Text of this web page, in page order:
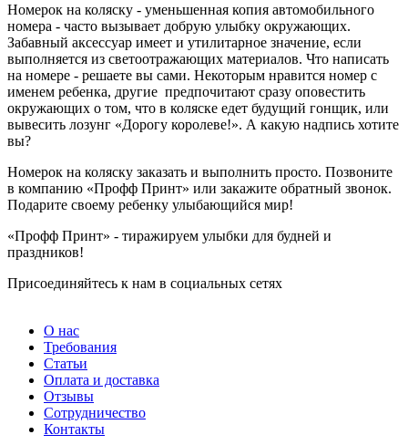
Номерок на коляску - уменьшенная копия автомобильного
номера - часто вызывает добрую улыбку окружающих.
Забавный аксессуар имеет и утилитарное значение, если
выполняется из светоотражающих материалов. Что написать
на номере - решаете вы сами. Некоторым нравится номер с
именем ребенка, другие предпочитают сразу оповестить
окружающих о том, что в коляске едет будущий гонщик, или
вывесить лозунг «Дорогу королеве!». А какую надпись хотите
вы?
Номерок на коляску заказать и выполнить просто. Позвоните
в компанию «Профф Принт» или закажите обратный звонок.
Подарите своему ребенку улыбающийся мир!
«Профф Принт» - тиражируем улыбки для будней и
праздников!
Присоединяйтесь к нам в социальных сетях
О нас
Требования
Статьи
Оплата и доставка
Отзывы
Сотрудничество
Контакты